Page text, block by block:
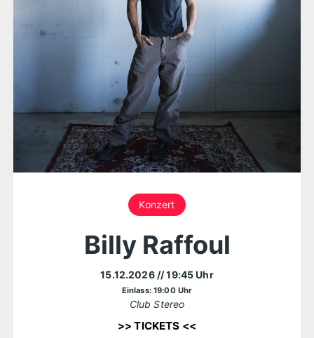
Konzert
Billy Raffoul
15.12.2026 // 19:45 Uhr
Einlass: 19:00 Uhr
Club Stereo
>> TICKETS <<